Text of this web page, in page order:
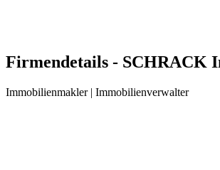
Firmendetails - SCHRACK
Immobilienmakler | Immobilienverwalter